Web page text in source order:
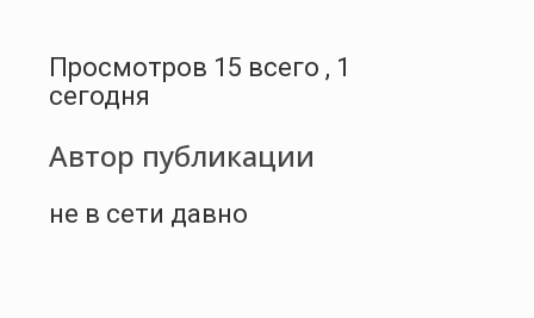
Просмотров 15 всего , 1
сегодня
Автор публикации
не в сети давно